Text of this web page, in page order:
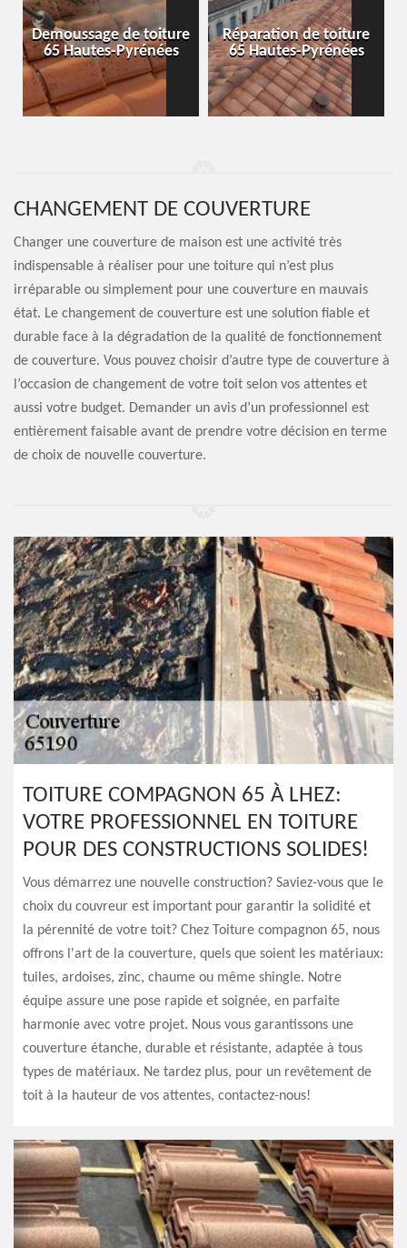
Demoussage de toiture
65 Hautes-Pyrénées
Réparation de toiture
65 Hautes-Pyrénées
CHANGEMENT DE COUVERTURE
Changer une couverture de maison est une activité très
indispensable à réaliser pour une toiture qui n’est plus
irréparable ou simplement pour une couverture en mauvais
état. Le changement de couverture est une solution fiable et
durable face à la dégradation de la qualité de fonctionnement
de couverture. Vous pouvez choisir d’autre type de couverture à
l’occasion de changement de votre toit selon vos attentes et
aussi votre budget. Demander un avis d’un professionnel est
entièrement faisable avant de prendre votre décision en terme
de choix de nouvelle couverture.
TOITURE COMPAGNON 65 À LHEZ:
VOTRE PROFESSIONNEL EN TOITURE
POUR DES CONSTRUCTIONS SOLIDES!
Vous démarrez une nouvelle construction? Saviez-vous que le
choix du couvreur est important pour garantir la solidité et
la pérennité de votre toit? Chez Toiture compagnon 65, nous
offrons l'art de la couverture, quels que soient les matériaux:
tuiles, ardoises, zinc, chaume ou même shingle. Notre
équipe assure une pose rapide et soignée, en parfaite
harmonie avec votre projet. Nous vous garantissons une
couverture étanche, durable et résistante, adaptée à tous
types de matériaux. Ne tardez plus, pour un revêtement de
toit à la hauteur de vos attentes, contactez-nous!